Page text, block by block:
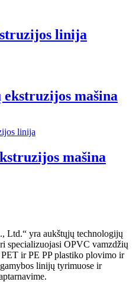
linija
mašina
mašina
Ltd.“ yra aukštųjų technologijų
specializuojasi OPVC vamzdžių
ir PE PP plastiko plovimo ir
linijų tyrimuose ir